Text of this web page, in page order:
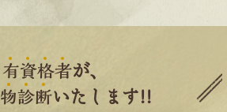
有資格者が、
物診断いたします!!